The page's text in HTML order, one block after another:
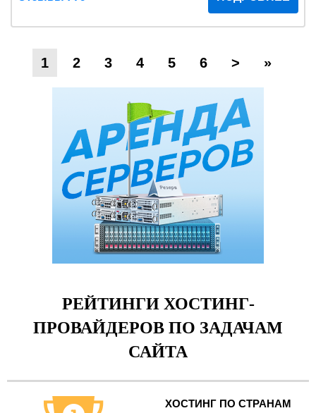
1 2 3 4 5 6 > »
РЕЙТИНГИ ХОСТИНГ-
ПРОВАЙДЕРОВ ПО ЗАДАЧАМ
САЙТА
ХОСТИНГ ПО СТРАНАМ